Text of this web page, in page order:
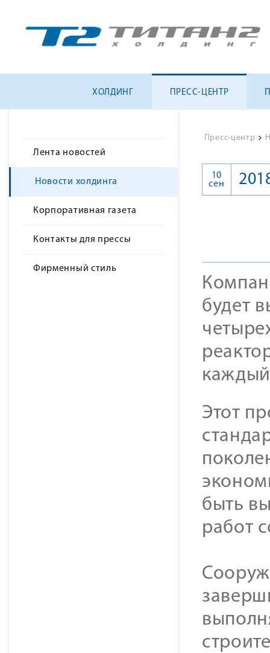
ХОЛДИНГ ПРЕСС-ЦЕНТР
Лента новостей
Новости холдинга
Корпоративная газета
Контакты для прессы
Фирменный стиль
Пресс-центр >
10
сен
будет
Этот
быть
работ